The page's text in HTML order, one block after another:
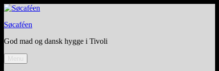
Skip
content
Søcaféen
God mad og dansk hygge i Tivoli